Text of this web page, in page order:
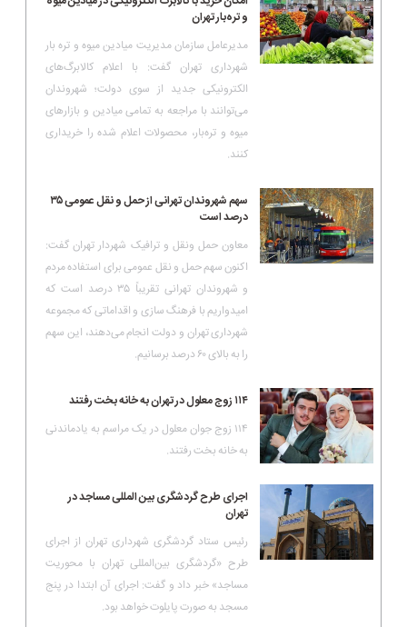
و تره‌بار تهران
مدیرعامل سازمان مدیریت میادین میوه و تره بار
شهرداری تهران گفت: با اعلام کالابرگ‌های
الکترونیکی جدید از سوی دولت؛ شهروندان
می‌توانند با مراجعه به تمامی میادین و بازارهای
میوه و تره‌بار، محصولات اعلام شده را خریداری
کنند.
سهم شهروندان‌ تهرانی از حمل و نقل عمومی ۳۵
درصد است
معاون حمل ونقل و ترافیک شهردار تهران گفت:
اکنون سهم حمل و نقل عمومی برای استفاده مردم
و شهروندان تهرانی تقریباً ۳۵ درصد است که
امیدواریم با فرهنگ سازی و اقداماتی که مجموعه
شهرداری تهران و دولت انجام می‌دهند، این سهم
را به بالای ۶۰ درصد برسانیم.
۱۱۴ زوج معلول در تهران به خانه بخت رفتند
۱۱۴ زوج جوان معلول در یک مراسم به یادماندنی
به خانه بخت رفتند.
اجرای طرح گردشگری بین المللی مساجد در
تهران
رئیس ستاد گردشگری شهرداری تهران از اجرای
طرح «گردشگری بین‌المللی تهران با محوریت
مساجد» خبر داد و گفت: اجرای آن ابتدا در پنج
مسجد به صورت پایلوت خواهد بود.